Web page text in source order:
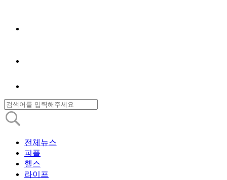
전체뉴스
피플
헬스
라이프